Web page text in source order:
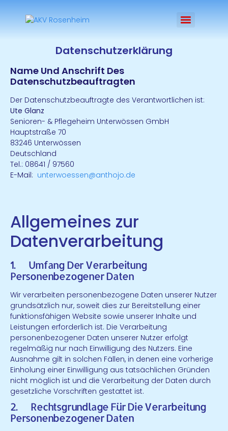
Datenschutzerklärung
Name Und Anschrift Des
Datenschutzbeauftragten
Der Datenschutzbeauftragte des Verantwortlichen ist:
Ute Glanz
Senioren- & Pflegeheim Unterwössen GmbH
Hauptstraße 70
83246 Unterwössen
Deutschland
Tel.: 08641 / 97560
E-Mail: unterwoessen@anthojo.de
Allgemeines zur
Datenverarbeitung
1. Umfang Der Verarbeitung
Personenbezogener Daten
Wir verarbeiten personenbezogene Daten unserer Nutzer
grundsätzlich nur, soweit dies zur Bereitstellung einer
funktionsfähigen Website sowie unserer Inhalte und
Leistungen erforderlich ist. Die Verarbeitung
personenbezogener Daten unserer Nutzer erfolgt
regelmäßig nur nach Einwilligung des Nutzers. Eine
Ausnahme gilt in solchen Fällen, in denen eine vorherige
Einholung einer Einwilligung aus tatsächlichen Gründen
nicht möglich ist und die Verarbeitung der Daten durch
gesetzliche Vorschriften gestattet ist.
2. Rechtsgrundlage Für Die Verarbeitung
Personenbezogener Daten